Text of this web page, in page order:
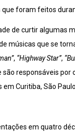
foram feitos
de curtir algumas
músicas que se
, “Highway Star”,
são responsáveis
Curitiba, São
em quatro